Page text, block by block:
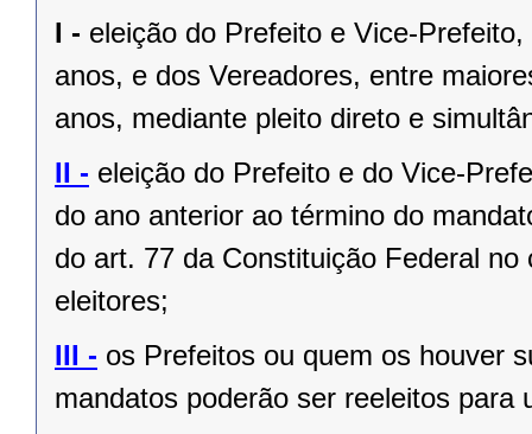
I - eleição do Prefeito e Vice-
anos, e dos Vereadores, entre
anos, mediante pleito direto e
II - eleição do Prefeito e do Vice-
do ano anterior ao término do
do art. 77 da Constituição Federal
eleitores;
III - os Prefeitos ou quem os houver
mandatos poderão ser reeleitos para